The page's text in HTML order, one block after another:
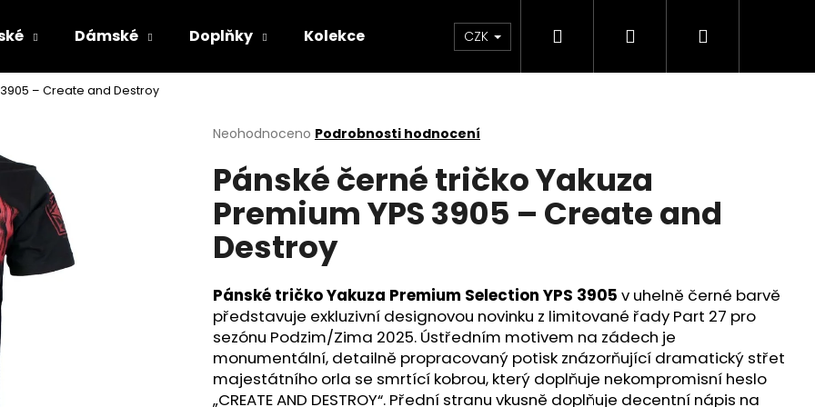
Dámské Doplňky Kolekce Kontakt Velkoobchod Obchodní
CZK Hledat PřihlášeníNákupní
3905 – Create and Destroy
Průměrné
produktu
je
0,0
5
hvězdiček.
Neohodnoceno Podrobnosti hodnocení
Pánské černé tričko Yakuza
Premium YPS 3905 – Create and
Destroy
Pánské tričko Yakuza Premium Selection YPS 3905 v uhelně černé barvě
představuje exkluzivní designovou novinku z limitované řady Part 27 pro
sezónu Podzim/Zima 2025. Ústředním motivem na zádech je
monumentální, detailně propracovaný potisk znázorňující dramatický střet
majestátního orla se smrtící kobrou, který doplňuje nekompromisní heslo
„CREATE AND DESTROY“. Přední stranu vkusně doplňuje decentní nápis na
Co potřebujete najít?
HLEDAT
Doporučujeme
PÁNSKÉ ŠEDÉ TRIČKO YAKUZA PREMIUM PÁNSKÉ OLIVOVÉ TRIČKO YAKUZA